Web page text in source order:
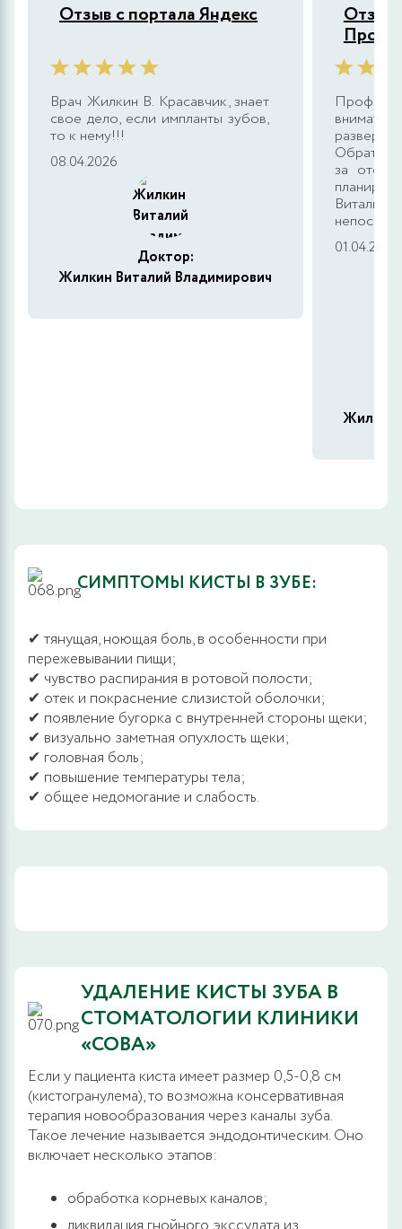
Отзыв с портала Яндекс
Врач Жилкин В. Красавчик, знает
свое дело, если импланты зубов,
то к нему!!!
08.04.2026
Доктор:
Жилкин Виталий Владимирович
Отзыв
за
01.04.2026
Жилкин
СИМПТОМЫ КИСТЫ В ЗУБЕ:
✔ тянущая, ноющая боль, в особенности при
пережевывании пищи;
✔ чувство распирания в ротовой полости;
✔ отек и покраснение слизистой оболочки;
✔ появление бугорка с внутренней стороны щеки;
✔ визуально заметная опухлость щеки;
✔ головная боль;
✔ повышение температуры тела;
✔ общее недомогание и слабость.
УДАЛЕНИЕ КИСТЫ ЗУБА В
СТОМАТОЛОГИИ КЛИНИКИ
«СОВА»
Если у пациента киста имеет размер 0,5-0,8 см
(кистогранулема), то возможна консервативная
терапия новообразования через каналы зуба.
Такое лечение называется эндодонтическим. Оно
включает несколько этапов:
обработка корневых каналов;